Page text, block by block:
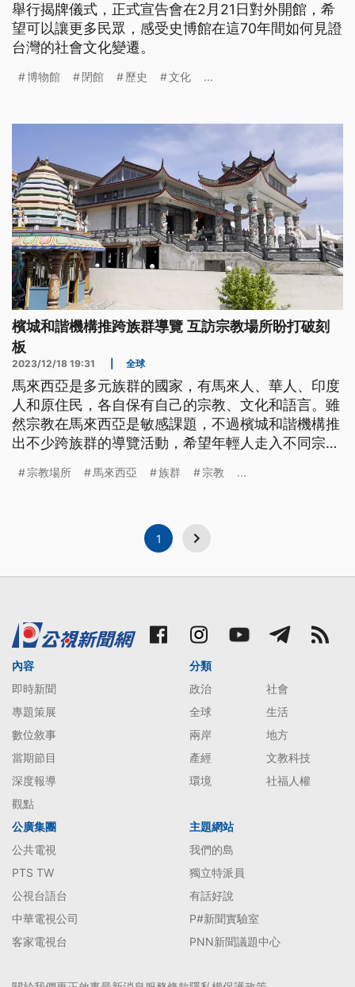
舉行揭牌儀式，正式宣告會在2月21日對外開館，希
望可以讓更多民眾，感受史博館在這70年間如何見證
台灣的社會文化變遷。
博物館 閉館 歷史 文化 ...
檳城和諧機構推跨族群導覽 互訪宗教場所盼打破刻
板
2023/12/18 19:31 全球
馬來西亞是多元族群的國家，有馬來人、華人、印度
人和原住民，各自保有自己的宗教、文化和語言。雖
然宗教在馬來西亞是敏感課題，不過檳城和諧機構推
出不少跨族群的導覽活動，希望年輕人走入不同宗教
宗教場所 馬來西亞 族群 宗教 ...
1
內容
即時新聞
專題策展
數位敘事
當期節目
深度報導
觀點
分類
政治
社會
全球
生活
兩岸
地方
產經
文教科技
環境
社福人權
公廣集團
公共電視
PTS TW
公視台語台
中華電視公司
客家電視台
主題網站
我們的島
獨立特派員
有話好說
P#新聞實驗室
PNN新聞議題中心